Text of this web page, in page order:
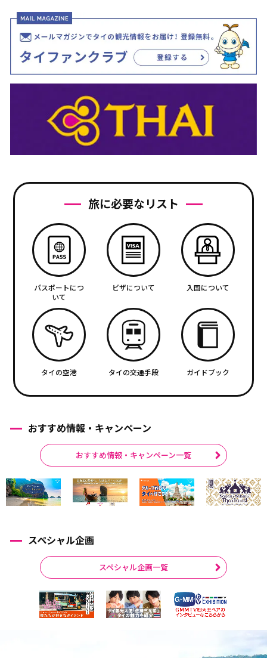
旅に必要なリスト
パスポートにつ
いて
ビザについて 入国について
タイの空港 タイの交通手段 ガイドブック
おすすめ情報・キャンペーン
おすすめ情報・キャンペーン一覧
スペシャル企画
スペシャル企画一覧